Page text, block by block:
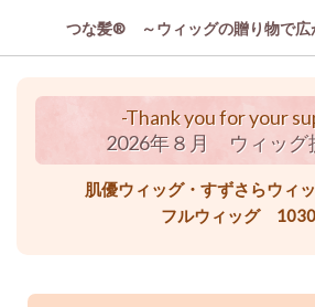
つな髪® ～ウィッグの贈り物で広
-Thank you for your
2026年８月 ウィッグ
肌優ウィッグ・すずさらウィ
フルウィッグ